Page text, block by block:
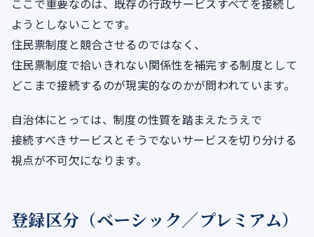
ここで重要なのは、既存の行政サービスすべてを接続し
ようとしないことです。
住民票制度と競合させるのではなく、
住民票制度で拾いきれない関係性を補完する制度として
どこまで接続するのが現実的なのかが問われています。
自治体にとっては、制度の性質を踏まえたうえで
接続すべきサービスとそうでないサービスを切り分ける
視点が不可欠になります。
登録区分（ベーシック／プレミアム）